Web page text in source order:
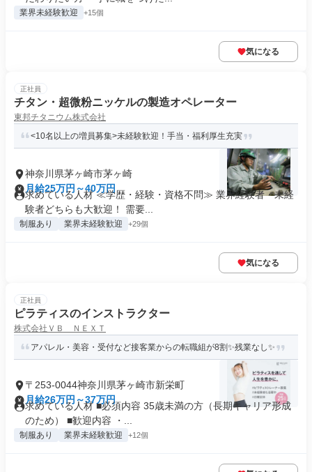
業界未経験歓迎 +15個
気になる
正社員
チタン・超微粉ニッケルの製造オペレーター
東邦チタニウム株式会社
<10名以上の増員募集>未経験歓迎！手当・福利厚生充実
神奈川県茅ヶ崎市茅ヶ崎
月給25万円～40万円
求めている人材 ≪学歴・経験・資格不問≫ 業界経験者・未経
験者どちらも大歓迎！ 需要...
制服あり 業界未経験歓迎 +29個
気になる
正社員
ピラティスのインストラクター
株式会社ＶＢ ＮＥＸＴ
アパレル・美容・受付など接客業からの転職組が8割✨残業なし✨
〒253-0044神奈川県茅ヶ崎市新栄町
月給26万円～37万円
求めている人材 ■必須内容 35歳未満の方（長期キャリア形成
のため） ■歓迎内容 ・...
制服あり 業界未経験歓迎 +12個